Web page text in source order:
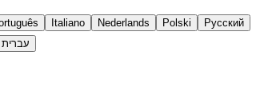
Italiano Nederlands Polski
Русский
עברית